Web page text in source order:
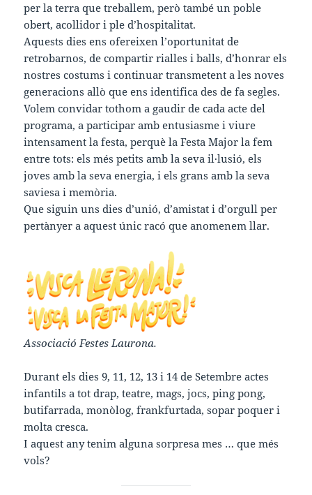
per la terra que treballem, però també un poble
obert, acollidor i ple d’hospitalitat.
Aquests dies ens ofereixen l’oportunitat de
retrobarnos, de compartir rialles i balls, d’honrar els
nostres costums i continuar transmetent a les noves
generacions allò que ens identifica des de fa segles.
Volem convidar tothom a gaudir de cada acte del
programa, a participar amb entusiasme i viure
intensament la festa, perquè la Festa Major la fem
entre tots: els més petits amb la seva il·lusió, els
joves amb la seva energia, i els grans amb la seva
saviesa i memòria.
Que siguin uns dies d’unió, d’amistat i d’orgull per
pertànyer a aquest únic racó que anomenem llar.
Associació Festes Laurona.
Durant els dies 9, 11, 12, 13 i 14 de Setembre actes
infantils a tot drap, teatre, mags, jocs, ping pong,
butifarrada, monòlog, frankfurtada, sopar poquer i
molta cresca.
I aquest any tenim alguna sorpresa mes … que més
vols?